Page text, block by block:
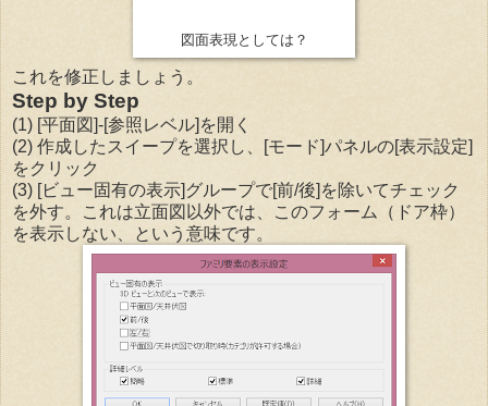
図面表現としては？
これを修正しましょう。
Step by Step
(1) [平面図]-[参照レベル]を開く
(2) 作成したスイープを選択し、[モード]パネルの[表示設定]
をクリック
(3) [ビュー固有の表示]グループで[前/後]を除いてチェック
を外す。これは立面図以外では、このフォーム（ドア枠）
を表示しない、という意味です。